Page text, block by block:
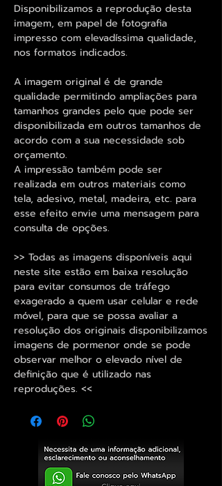
Disponibilizamos a reprodução desta
imagem, em papel de fotografia
impresso com elevadíssima qualidade,
nos formatos indicados.
A imagem original é de grande
qualidade permitindo ampliações para
tamanhos grandes pelo que pode ser
disponibilizada em outros tamanhos de
acordo com a sua necessidade sob
orçamento.
A impressão também pode ser
realizada em outros materiais como
tela, adesivo, metal, madeira, etc. para
esse efeito envie uma mensagem para
consulta de opções.
>> Todas as imagens disponíveis aqui
neste site estão em baixa resolução
para evitar consumos de tráfego
exagerado a quem usar celular e rede
móvel, para que se possa avaliar a
resolução dos originais disponibilizamos
imagens de pormenor onde se pode
observar melhor o elevado nível de
definição que é utilizado nas
reproduções. <<